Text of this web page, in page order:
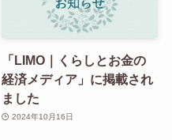
「LIMO｜くらしとお金の
経済メディア」に掲載され
ました
2024年10月16日